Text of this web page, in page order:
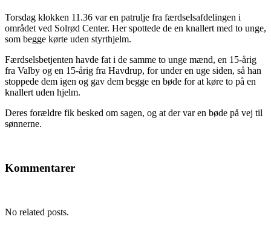
Torsdag klokken 11.36 var en patrulje fra færdselsafdelingen i
området ved Solrød Center. Her spottede de en knallert med to unge,
som begge kørte uden styrthjelm.
Færdselsbetjenten havde fat i de samme to unge mænd, en 15-årig
fra Valby og en 15-årig fra Havdrup, for under en uge siden, så han
stoppede dem igen og gav dem begge en bøde for at køre to på en
knallert uden hjelm.
Deres forældre fik besked om sagen, og at der var en bøde på vej til
sønnerne.
Kommentarer
No related posts.